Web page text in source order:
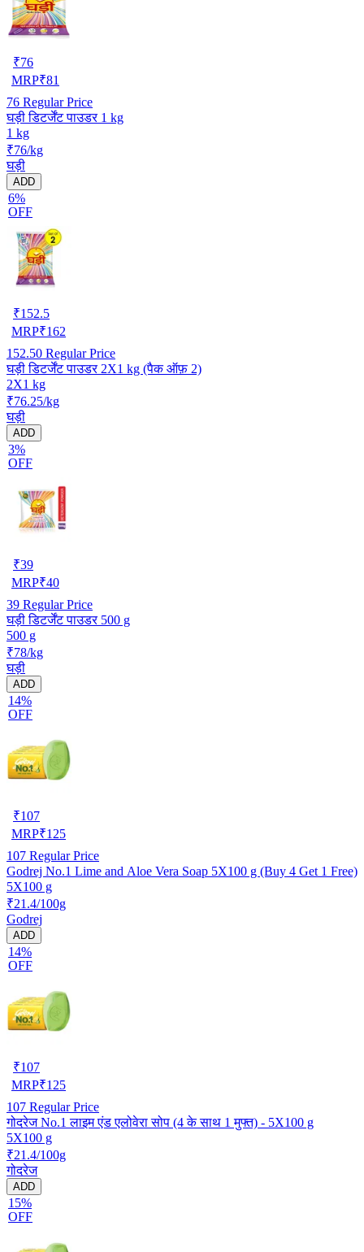
₹76
MRP₹81
76 Regular Price
घड़ी डिटर्जेंट पाउडर 1 kg
1 kg
₹76/kg
घड़ी
ADD
6%
OFF
₹152.5
MRP₹162
152.50 Regular Price
घड़ी डिटर्जेंट पाउडर 2X1 kg (पैक ऑफ़ 2)
2X1 kg
₹76.25/kg
घड़ी
ADD
3%
OFF
₹39
MRP₹40
39 Regular Price
घड़ी डिटर्जेंट पाउडर 500 g
500 g
₹78/kg
घड़ी
ADD
14%
OFF
₹107
MRP₹125
107 Regular Price
Godrej No.1 Lime and Aloe Vera Soap 5X100 g (Buy 4 Get 1 Free)
5X100 g
₹21.4/100g
Godrej
ADD
14%
OFF
₹107
MRP₹125
107 Regular Price
गोदरेज No.1 लाइम एंड एलोवेरा सोप (4 के साथ 1 मुफ्त) - 5X100 g
5X100 g
₹21.4/100g
गोदरेज
ADD
15%
OFF